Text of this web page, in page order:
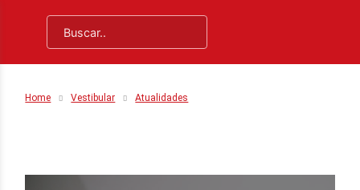
Home Vestibular Atualidades